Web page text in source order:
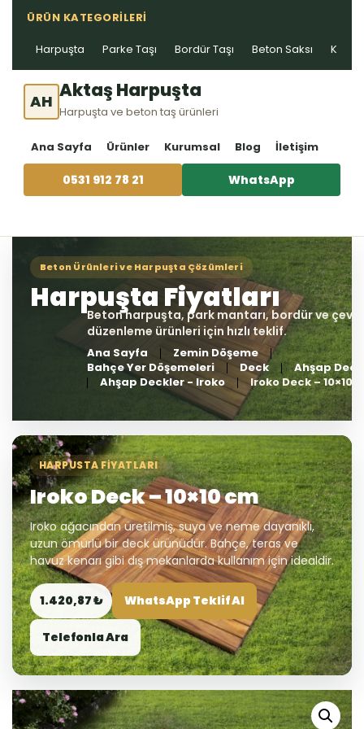
ÜRÜN KATEGORILERI
Harpuşta Parke Taşı Bordür Taşı Beton Saksı Kablo
AH Aktaş Harpuşta
Harpuşta ve beton taş ürünleri
Ana Sayfa Ürünler Kurumsal Blog İletişim
0531 912 78 21 WhatsApp
Ana Sayfa
Zemin Döşeme
Bahçe Yer Döşemeleri
Deck
Ahşap
Ahşap Deckler - Iroko
Iroko Deck – 10×10
HARPUSTA FIYATLARI
Iroko Deck – 10×10 cm
Iroko ağacından üretilmiş, suya ve neme dayanıklı,
uzun ömürlü bir deck ürünüdür. Bahçe, teras ve
havuz kenarı gibi dış mekanlarda kullanım için idealdir.
1.420,87 ₺ WhatsApp Teklif Al
Telefonla Ara